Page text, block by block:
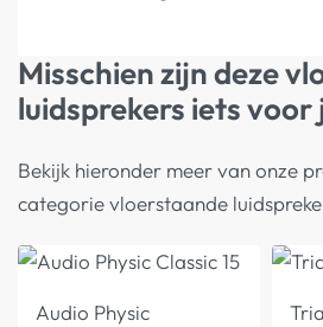
Misschien zijn deze
luidsprekers iets voor
Bekijk hieronder meer van onze
categorie vloerstaande
Audio Physic